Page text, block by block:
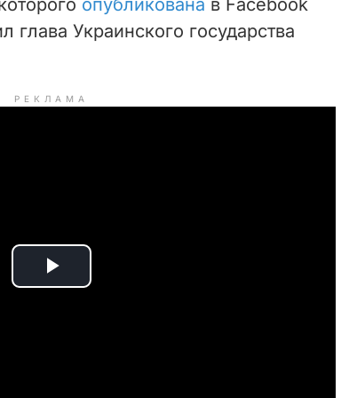
опубликована в Facebook
глава Украинского государства
РЕКЛАМА
P